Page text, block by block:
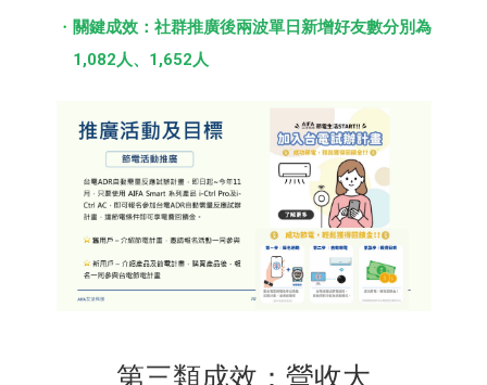
關鍵成效：社群推廣後兩波單日新增好友數分別為
1,082⼈、1,652⼈
第三類成效：營收大